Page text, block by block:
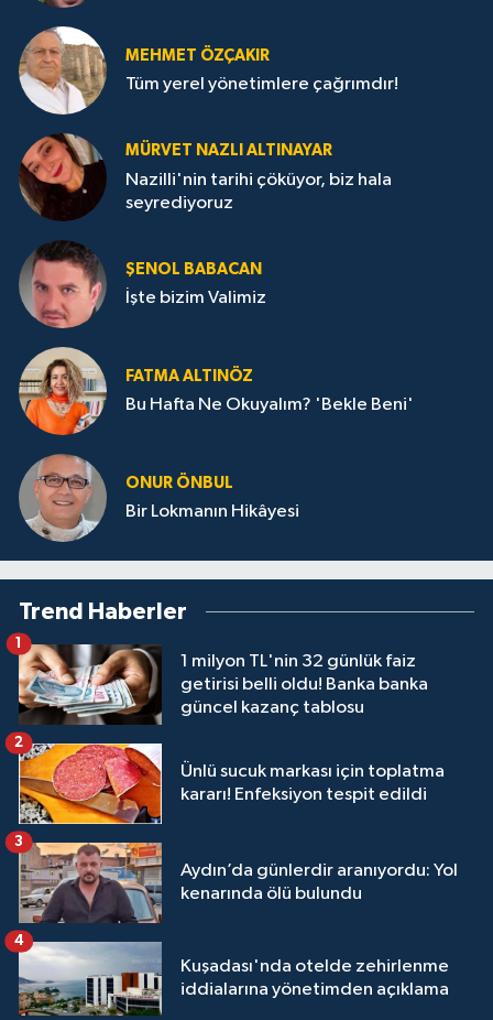
MEHMET ÖZÇAKIR
Tüm yerel yönetimlere çağrımdır!
MÜRVET NAZLI ALTINAYAR
Nazilli'nin tarihi çöküyor, biz hala
seyrediyoruz
ŞENOL BABACAN
İşte bizim Valimiz
FATMA ALTINÖZ
Bu Hafta Ne Okuyalım? 'Bekle Beni'
ONUR ÖNBUL
Bir Lokmanın Hikâyesi
Trend Haberler
1 milyon TL'nin 32 günlük faiz
getirisi belli oldu! Banka banka
güncel kazanç tablosu
1
Ünlü sucuk markası için toplatma
kararı! Enfeksiyon tespit edildi
2
Aydın’da günlerdir aranıyordu: Yol
kenarında ölü bulundu
3
Kuşadası'nda otelde zehirlenme
iddialarına yönetimden açıklama
4